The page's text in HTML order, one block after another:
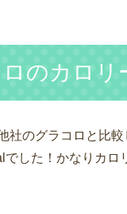
のカロリ
社のグラコロと比
した！かなりカロ